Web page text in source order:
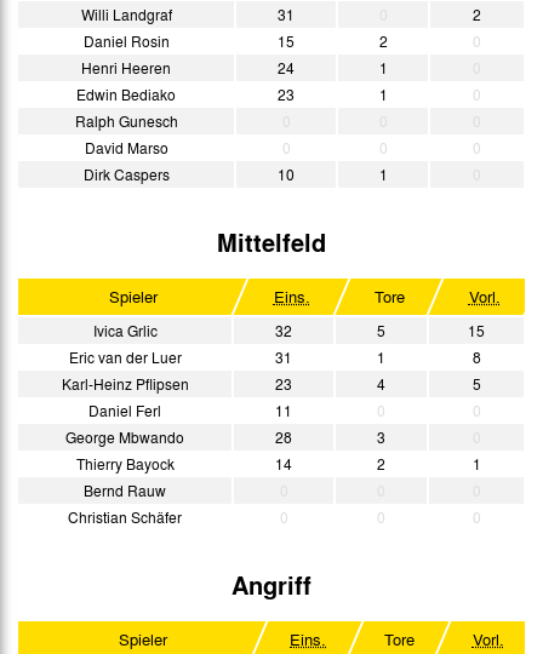
Willi Landgraf
31
2
Daniel Rosin
15 2
0
Henri Heeren
24 1
Edwin Bediako
23 1
0
Ralph Gunesch
David Marso
0 0
0
Dirk Caspers
10 1
Mittelfeld
Spieler Eins. Tore Vorl.
Ivica Grlic 32 5
15
Eric van der Luer
31 1
8
Karl-Heinz Pflipsen
23 4
5
Daniel Ferl
11 0
0
George Mbwando
28 3
Thierry Bayock
14 2
1
Bernd Rauw
Christian Schäfer
0 0 0
Angriff
Spieler Eins. Tore Vorl.